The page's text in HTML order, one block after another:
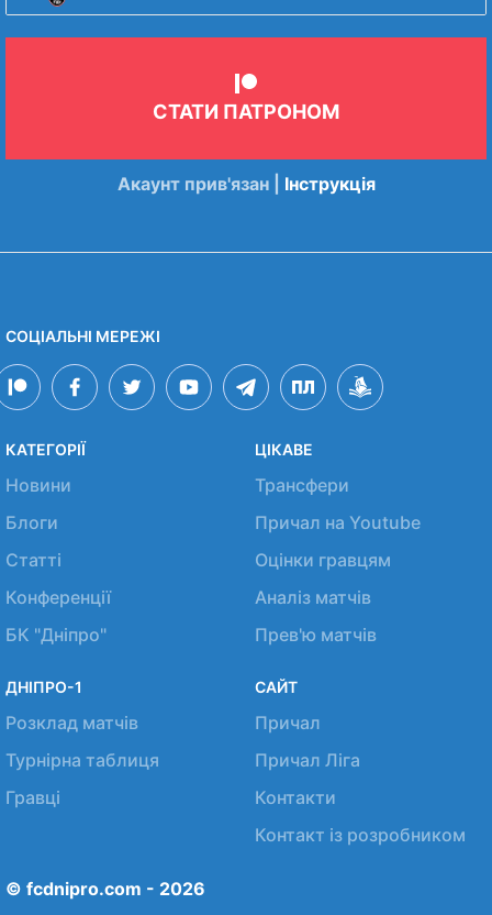
СТАТИ ПАТРОНОМ
Акаунт прив'язан | Інструкція
СОЦІАЛЬНІ МЕРЕЖІ
КАТЕГОРІЇ
Новини
Блоги
Статті
Конференції
БК "Дніпро"
ЦІКАВЕ
Трансфери
Причал на Youtube
Оцінки гравцям
Аналіз матчів
Прев'ю матчів
ДНІПРО-1
Розклад матчів
Турнірна таблиця
Гравці
САЙТ
Причал
Причал Ліга
Контакти
Контакт із розробником
© fcdnipro.com - 2026